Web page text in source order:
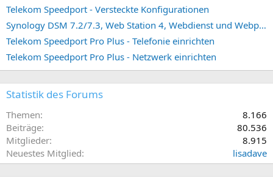
Telekom Speedport - Versteckte Konfigurationen
Synology DSM 7.2/7.3, Web Station 4, Webdienst und Webportal erstellen (ehemals vHost)
Telekom Speedport Pro Plus - Telefonie einrichten
Telekom Speedport Pro Plus - Netzwerk einrichten
Statistik des Forums
Themen
8.166
Beiträge
80.536
Mitglieder
8.915
Neuestes Mitglied
lisadave